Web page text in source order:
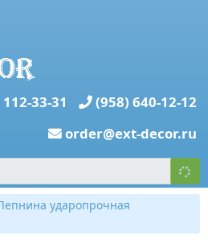
33-31
(958) 640-12-12
order@ext-decor.ru
ударопрочная